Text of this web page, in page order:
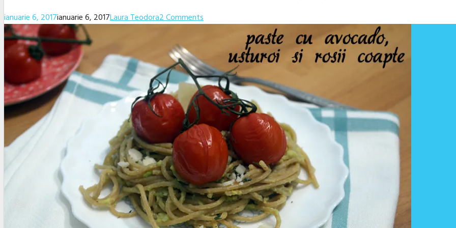
ianuarie 6, 2017ianuarie 6, 2017Laura Teodora2 Comments